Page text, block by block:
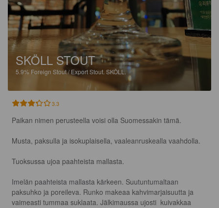
SKÖLL STOUT
5.9% Foreign Stout / Export Stout. SKÖLL.
3.3
Paikan nimen perusteella voisi olla Suomessakin tämä.
Musta, paksulla ja isokuplaisella, vaaleanruskealla vaahdolla.
Tuoksussa ujoa paahteista mallasta.
Imelän paahteista mallasta kärkeen. Suutuntumaltaan
paksuhko ja poreileva. Runko makeaa kahvimarjaisuutta ja
vaimeasti tummaa suklaata. Jälkimaussa ujosti  kuivakkaa